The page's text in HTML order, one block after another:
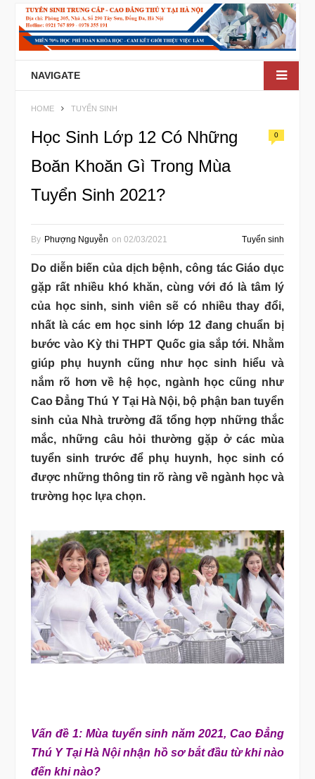
NAVIGATE
HOME TUYỂN SINH
Học Sinh Lớp 12 Có Những
Boăn Khoăn Gì Trong Mùa
Tuyển Sinh 2021?
0
By Phượng Nguyễn on 02/03/2021 Tuyển sinh
Do diễn biến của dịch bệnh, công tác Giáo dục
gặp rất nhiều khó khăn, cùng với đó là tâm lý
của học sinh, sinh viên sẽ có nhiều thay đổi,
nhất là các em học sinh lớp 12 đang chuẩn bị
bước vào Kỳ thi THPT Quốc gia sắp tới. Nhằm
giúp phụ huynh cũng như học sinh hiểu và
nắm rõ hơn về hệ học, ngành học cũng như
Cao Đẳng Thú Y Tại Hà Nội, bộ phận ban tuyển
sinh của Nhà trường đã tổng hợp những thắc
mắc, những câu hỏi thường gặp ở các mùa
tuyển sinh trước để phụ huynh, học sinh có
được những thông tin rõ ràng về ngành học và
trường học lựa chọn.
Vấn đề 1: Mùa tuyển sinh năm 2021, Cao Đẳng
Thú Y Tại Hà Nội nhận hồ sơ bắt đầu từ khi nào
đến khi nào?